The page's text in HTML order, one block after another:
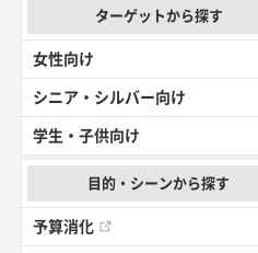
ターゲットから探す
女性向け
シニア・シルバー向け
学生・子供向け
目的・シーンから探す
予算消化